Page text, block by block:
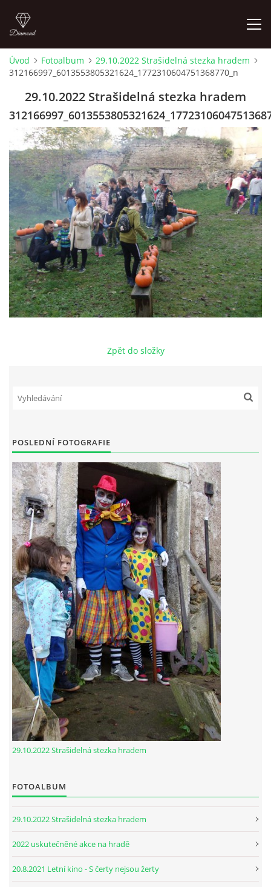
LETNÍ KINO NA HRADĚ 2022
ÚVOD
KONTAKT
FOTOALBUM
© 2026 eStránky.cz | RSS
Úvod Fotoalbum
29.10.2022 Strašidelná stezka hradem
312166997_6013553805321624_1772310604751368770_n
29.10.2022 Strašidelná stezka hradem
Zpět do složky
POSLEDNÍ FOTOGRAFIE
29.10.2022 Strašidelná stezka hradem
FOTOALBUM
29.10.2022 Strašidelná stezka hradem
2022 uskutečněné akce na hradě
20.8.2021 Letní kino - S čerty nejsou žerty